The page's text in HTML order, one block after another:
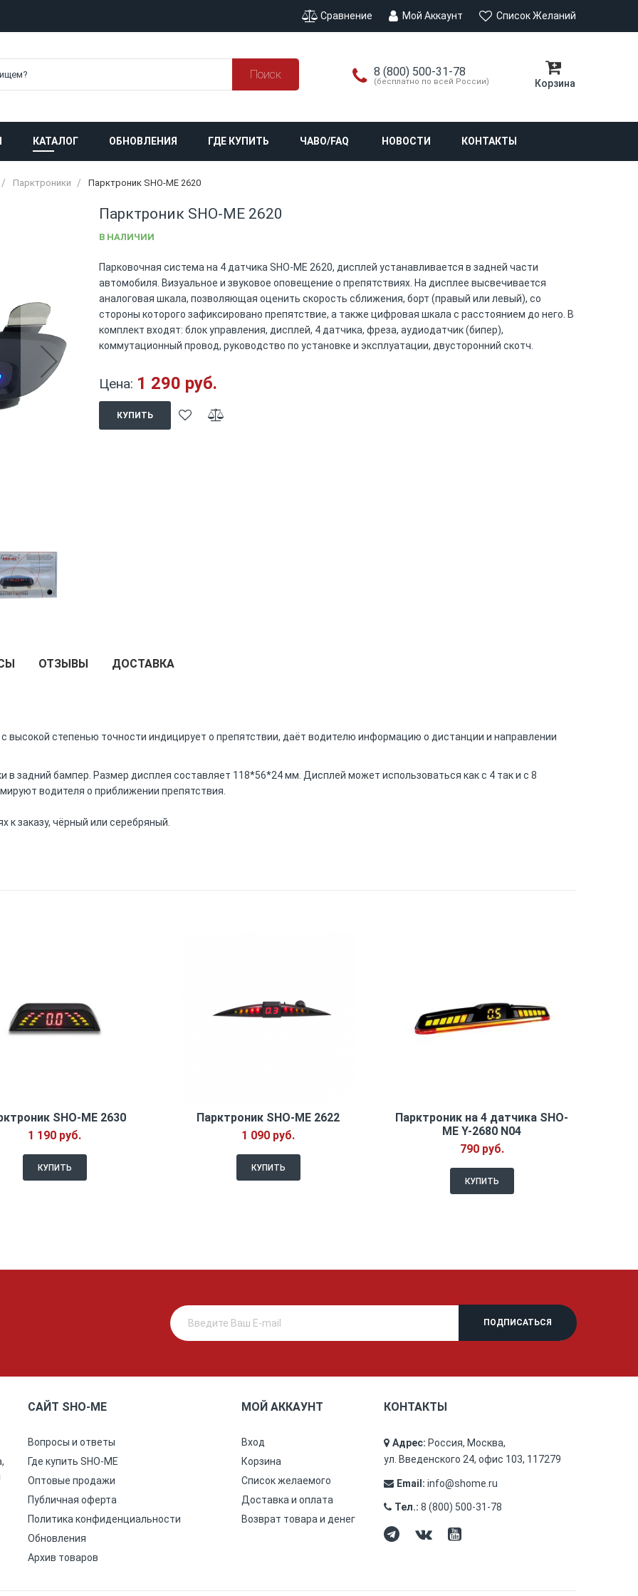
Сравнение Мой Аккаунт Список Желаний
Корзина
Поиск 8 (800) 500-31-78
(бесплатно по всей России)
КАТАЛОГ ОБНОВЛЕНИЯ ГДЕ КУПИТЬ ЧАВО/FAQ НОВОСТИ КОНТАКТЫ
Парктроники Парктроник SHO-ME 2620
Парктроник SHO-ME 2620
В НАЛИЧИИ
Парковочная система на 4 датчика SHO-ME 2620, дисплей устанавливается в задней части
автомобиля. Визуальное и звуковое оповещение о препятствиях. На дисплее высвечивается
аналоговая шкала, позволяющая оценить скорость сближения, борт (правый или левый), со
стороны которого зафиксировано препятствие, а также цифровая шкала с расстоянием до него. В
комплект входят: блок управления, дисплей, 4 датчика, фреза, аудиодатчик (бипер),
коммутационный провод, руководство по установке и эксплуатации, двусторонний скотч.
Цена: 1 290 руб.
КУПИТЬ
высокой степенью точности индицирует о препятствии, даёт водителю информацию о дистанции и направлении
в задний бампер. Размер дисплея составляет 118*56*24 мм. Дисплей может использоваться как с 4 так и с 8
водителя о приближении препятствия.
к заказу, чёрный или серебряный.
ОТЗЫВЫ ДОСТАВКА
SHO-ME 2630
1 190 руб.
КУПИТЬ
Парктроник SHO-ME 2622
1 090 руб.
КУПИТЬ
Парктроник на 4 датчика SHO-
ME Y-2680 N04
790 руб.
КУПИТЬ
САЙТ SHO-ME
Вопросы и ответы
Где купить SHO-ME
Оптовые продажи
Публичная оферта
Политика конфиденциальности
Обновления
Архив товаров
МОЙ АККАУНТ
Вход
Корзина
Список желаемого
Доставка и оплата
Возврат товара и денег
КОНТАКТЫ
Адрес: Россия, Москва,
ул. Введенского 24, офис 103, 117279
Email: info@shome.ru
Тел.: 8 (800) 500-31-78